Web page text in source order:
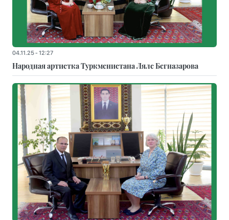
04.11.25 - 12:27
Народная артистка Туркменистана Ляле Бегназарова